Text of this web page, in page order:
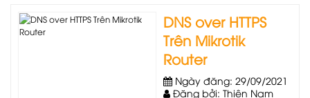
DNS over HTTPS
Trên Mikrotik
Router
Ngày đăng: 29/09/2021
Đăng bởi: Thiên Nam